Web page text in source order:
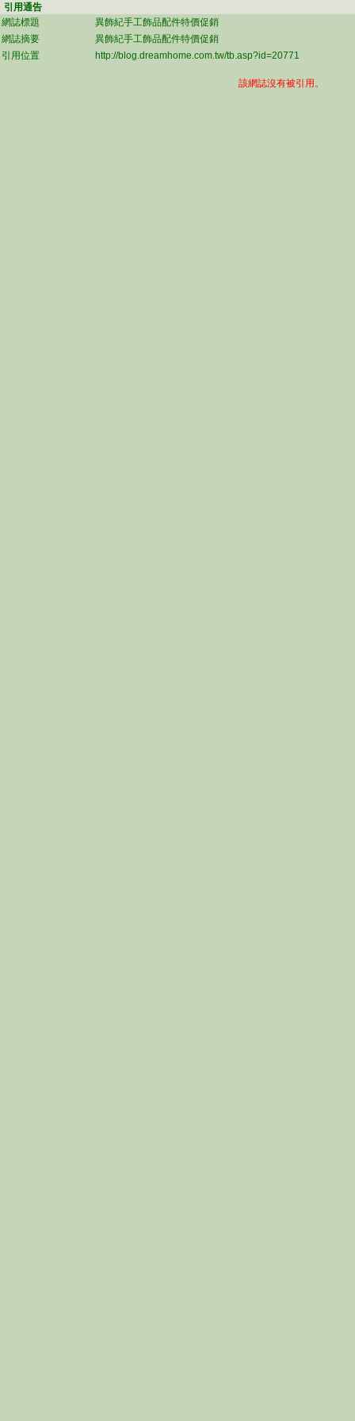
引用通告
網誌標題
異飾紀手工飾品配件特價促銷
網誌摘要
異飾紀手工飾品配件特價促銷
引用位置
http://blog.dreamhome.com.tw/tb.asp?id=20771
該網誌沒有被引用。